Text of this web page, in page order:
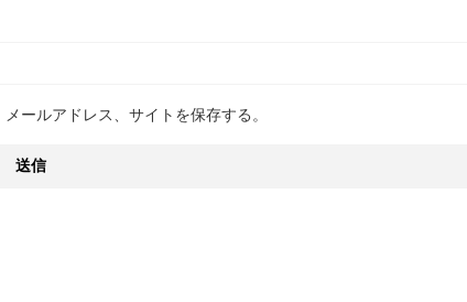
ールアドレス、サイトを保存する。